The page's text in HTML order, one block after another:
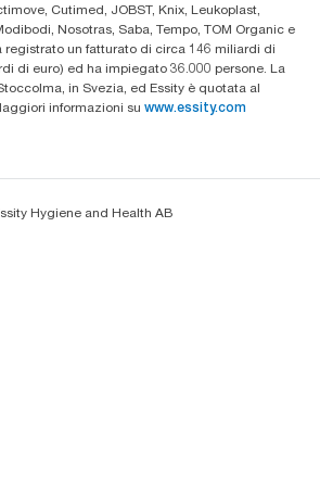
Cutimed, JOBST, Knix, Leukoplast,
Nosotras, Saba, Tempo, TOM Organic e
registrato un fatturato di circa 146 miliardi di
di euro) ed ha impiegato 36.000 persone. La
in Svezia, ed Essity è quotata al
informazioni su www.essity.com
Hygiene and Health AB